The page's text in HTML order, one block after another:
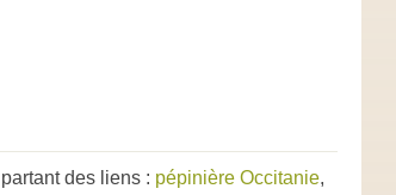
des liens : pépinière Occitanie,